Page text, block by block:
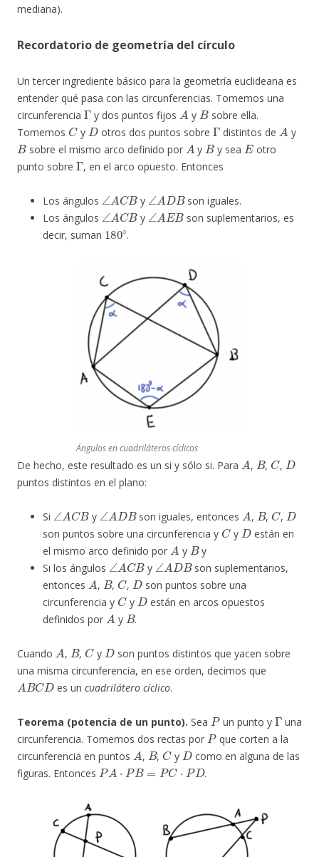
mediana).
Recordatorio de geometría del círculo
Un tercer ingrediente básico para la geometría euclideana es
entender qué pasa con las circunferencias. Tomemos una
circunferencia
Γ
y dos puntos fijos
A
y
B
sobre ella.
Tomemos
C
y
D
otros dos puntos sobre
Γ
distintos de
A
y
B
sobre el mismo arco definido por
A
y
B
y sea
E
otro
punto sobre
Γ
, en el arco opuesto. Entonces
Los ángulos
∠ A CB
y
∠ A D B
son iguales.
Los ángulos
∠ACB
y
∠AEB
son suplementarios, es
decir, suman
180∘
.
Ángulos en cuadriláteros cíclicos
De hecho, este resultado es un si y sólo si. Para
A
,
B
,
C
,
D
puntos distintos en el plano:
Si
∠ A CB
y
∠ A D B
son iguales, entonces
A
,
B
,
C
,
D
son puntos sobre una circunferencia y
C
y
D
están en
el mismo arco definido por
A
y
B
y
Si los ángulos
∠ACB
y
∠ ADB
son suplementarios,
entonces
A
,
B
,
C
,
D
son puntos sobre una
circunferencia y
C
y
D
están en arcos opuestos
definidos por
A
y
B
.
Cuando
A
,
B
,
C
y
D
son puntos distintos que yacen sobre
una misma circunferencia, en ese orden, decimos que
ABCD
es un cuadrilátero cíclico.
Teorema (potencia de un punto). Sea
P
un punto y
Γ
una
circunferencia. Tomemos dos rectas por
P
que corten a la
circunferencia en puntos
A
,
B
,
C
y
D
como en alguna de las
figuras. Entonces
PA⋅PB=P C⋅PD
.